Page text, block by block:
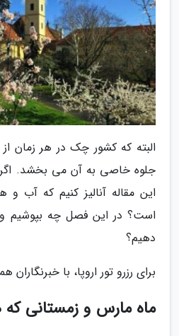
البته که کشور چک در هر زمان
جلوه خاصی به آن می بخشد. اگر
این مقاله آنالیز کنیم که آب و
است؟ در این فصل چه بپوشیم
دهیم؟
برای رزرو تور اروپا، با خبرنگاران
ماه مارس و زمستانی که